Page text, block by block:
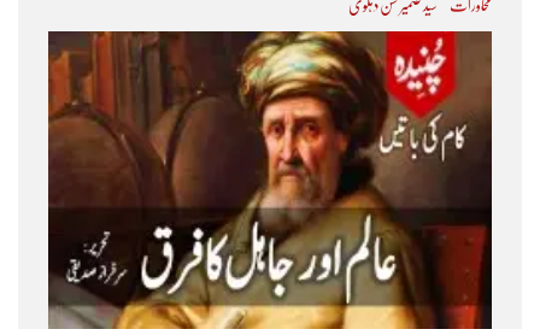
محاورات سید ضمیر حسن دہلوی